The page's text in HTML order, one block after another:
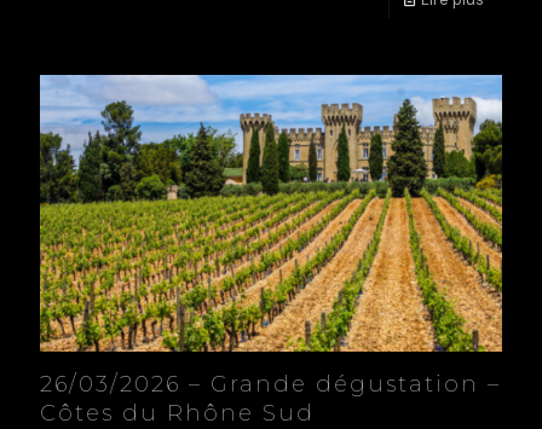
26/03/2026 – Grande dégustation –
Côtes du Rhône Sud